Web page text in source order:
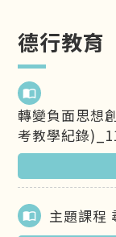
德行教育
import_contacts
轉變負面思想
考教學紀錄
import_contacts 主題課程